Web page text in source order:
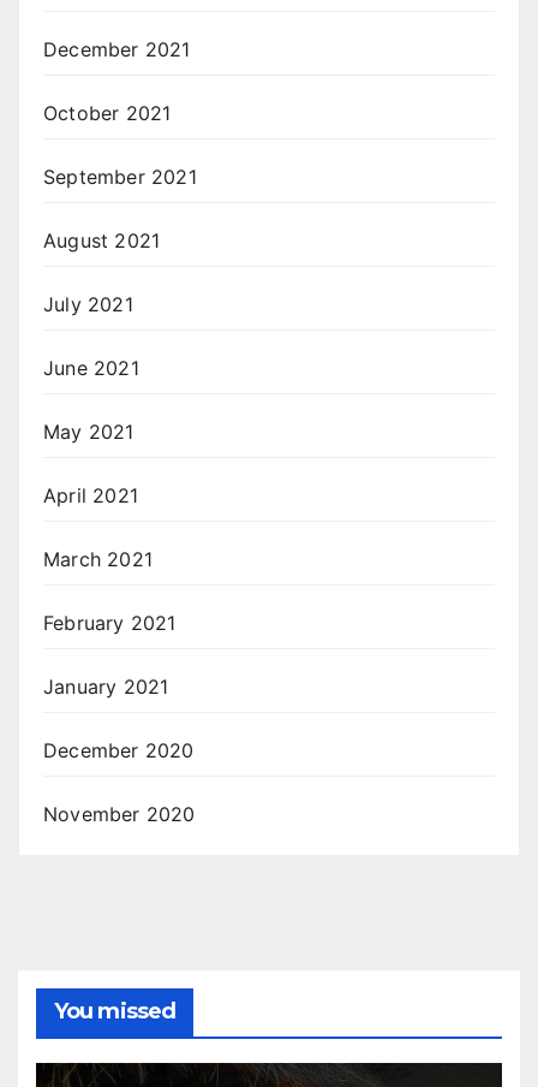
December 2021
October 2021
September 2021
August 2021
July 2021
June 2021
May 2021
April 2021
March 2021
February 2021
January 2021
December 2020
November 2020
You missed